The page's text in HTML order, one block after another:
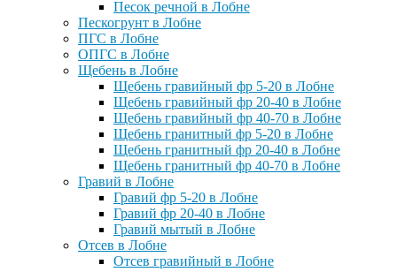
Песок речной в Лобне
Пескогрунт в Лобне
ПГС в Лобне
ОПГС в Лобне
Щебень в Лобне
Щебень гравийный фр 5-20 в Лобне
Щебень гравийный фр 20-40 в Лобне
Щебень гравийный фр 40-70 в Лобне
Щебень гранитный фр 5-20 в Лобне
Щебень гранитный фр 20-40 в Лобне
Щебень гранитный фр 40-70 в Лобне
Гравий в Лобне
Гравий фр 5-20 в Лобне
Гравий фр 20-40 в Лобне
Гравий мытый в Лобне
Отсев в Лобне
Отсев гравийный в Лобне